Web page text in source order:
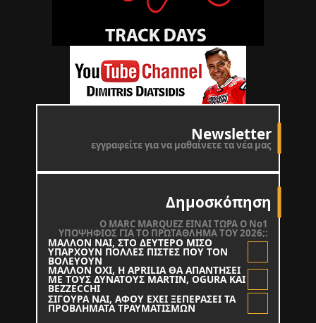
Newsletter
εγγραφείτε για να μαθαίνετε τα νέα μας
Δημοσκόπηση
O MARC MARQUEZ ΕΙΝΑΙ ΤΩΡΑ Ο Νο1
ΥΠΟΨΗΦΙΟΣ ΓΙΑ ΤΟ ΠΡΩΤΑΘΛΗΜΑ ΤΟΥ 2026;:
ΜΑΛΛΟΝ ΝΑΙ, ΣΤΟ ΔΕΥΤΕΡΟ ΜΙΣΟ
ΥΠΑΡΧΟΥΝ ΠΟΛΛΕΣ ΠΙΣΤΕΣ ΠΟΥ ΤΟΝ
ΒΟΛΕΥΟΥΝ
ΜΑΛΛΟΝ ΟΧΙ, Η APRILIA ΘΑ ΑΠΑΝΤΗΣΕΙ
ΜΕ ΤΟΥΣ ΔΥΝΑΤΟΥΣ MARTIN, OGURA KAI
BEZZECCHI
ΣΙΓΟΥΡΑ ΝΑΙ, ΑΦΟΥ ΕΧΕΙ ΞΕΠΕΡΑΣΕΙ ΤΑ
ΠΡΟΒΛΗΜΑΤΑ ΤΡΑΥΜΑΤΙΣΜΩΝ